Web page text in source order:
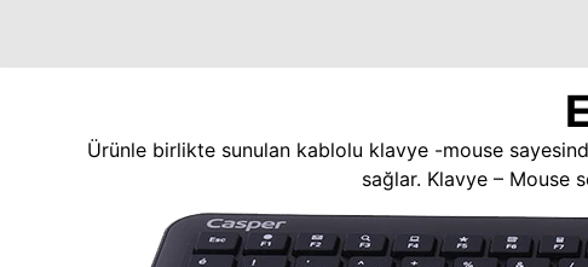
Ürünle birlikte sunulan kablolu klavye -mouse
sağlar. Klavye – Mouse